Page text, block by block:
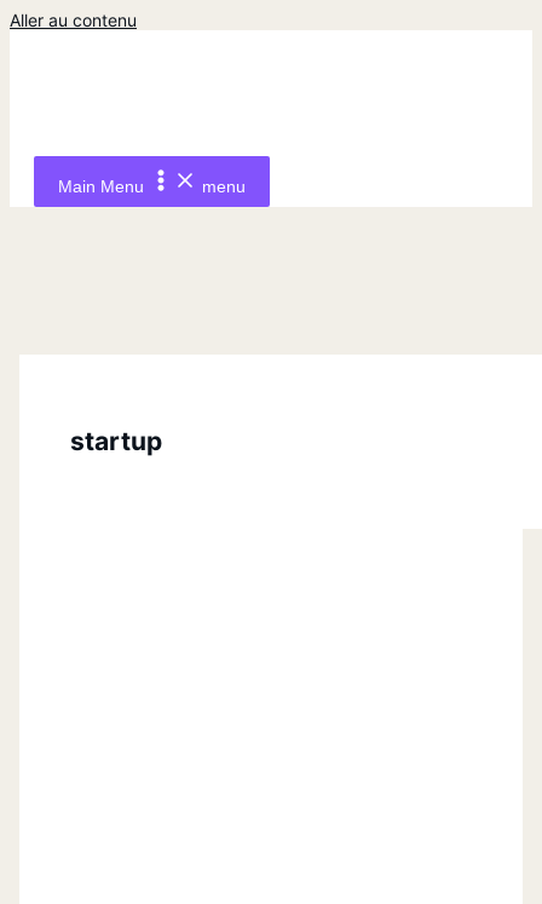
Aller au contenu
Main Menu menu
startup